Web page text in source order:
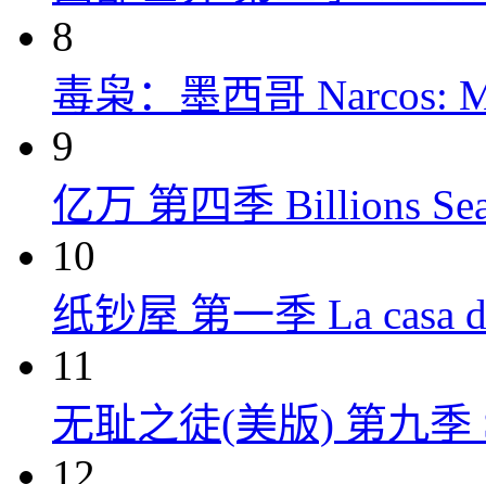
8
毒枭：墨西哥 Narcos:
9
亿万 第四季 Billions
10
纸钞屋 第一季 La casa
11
无耻之徒(美版) 第九季